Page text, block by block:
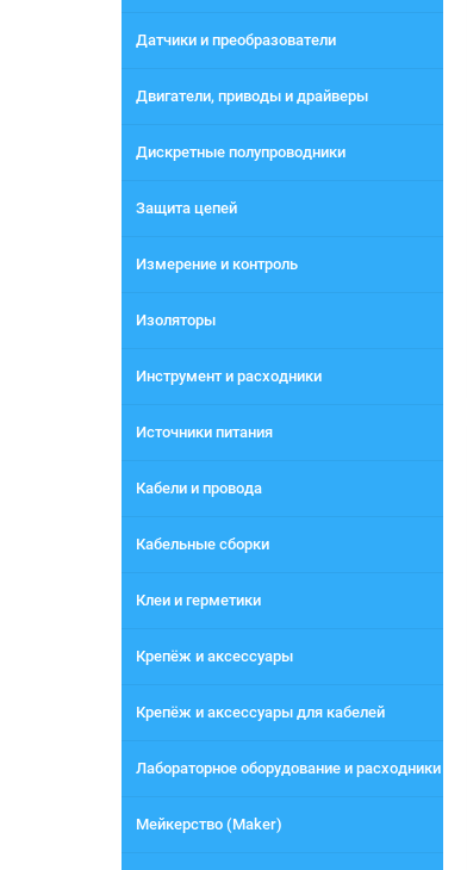
Датчики и преобразователи
Двигатели, приводы и драйверы
Дискретные полупроводники
Защита цепей
Измерение и контроль
Изоляторы
Инструмент и расходники
Источники питания
Кабели и провода
Кабельные сборки
Клеи и герметики
Крепёж и аксессуары
Крепёж и аксессуары для кабелей
Лабораторное оборудование и расходники
Мейкерство (Maker)